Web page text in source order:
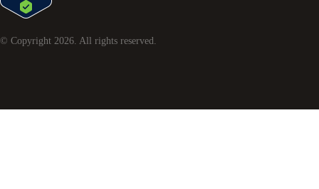
© Copyright 2026 . All rights reserved.